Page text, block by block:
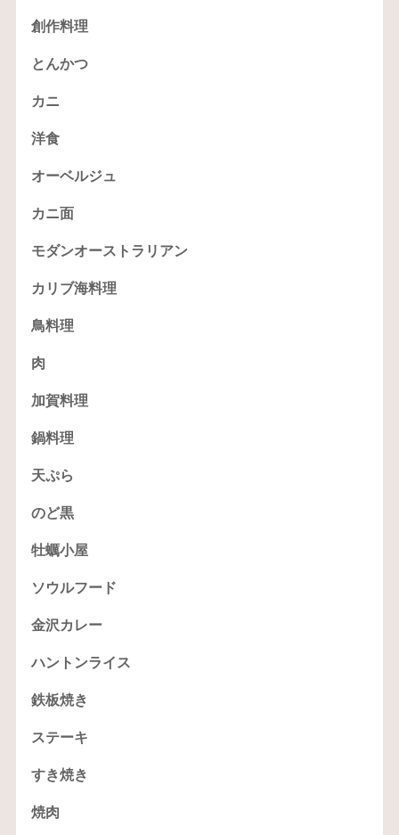
創作料理
とんかつ
カニ
洋食
オーベルジュ
カニ面
モダンオーストラリアン
カリブ海料理
鳥料理
肉
加賀料理
鍋料理
天ぷら
のど黒
牡蠣小屋
ソウルフード
金沢カレー
ハントンライス
鉄板焼き
ステーキ
すき焼き
焼肉